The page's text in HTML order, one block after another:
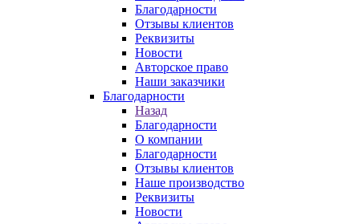
Благодарности
Отзывы клиентов
Реквизиты
Новости
Авторское право
Наши заказчики
Благодарности
Назад
Благодарности
О компании
Благодарности
Отзывы клиентов
Наше производство
Реквизиты
Новости